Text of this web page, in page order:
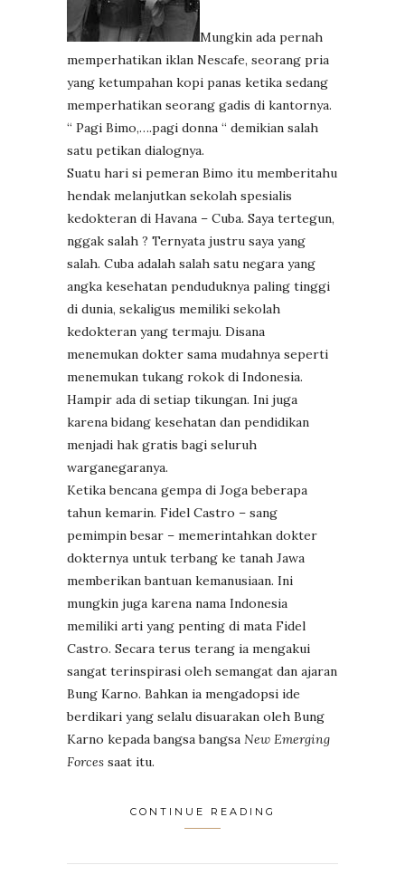
Mungkin ada pernah
memperhatikan iklan Nescafe, seorang pria
yang ketumpahan kopi panas ketika sedang
memperhatikan seorang gadis di kantornya.
“ Pagi Bimo,….pagi donna “ demikian salah
satu petikan dialognya.
Suatu hari si pemeran Bimo itu memberitahu
hendak melanjutkan sekolah spesialis
kedokteran di Havana – Cuba. Saya tertegun,
nggak salah ? Ternyata justru saya yang
salah. Cuba adalah salah satu negara yang
angka kesehatan penduduknya paling tinggi
di dunia, sekaligus memiliki sekolah
kedokteran yang termaju. Disana
menemukan dokter sama mudahnya seperti
menemukan tukang rokok di Indonesia.
Hampir ada di setiap tikungan. Ini juga
karena bidang kesehatan dan pendidikan
menjadi hak gratis bagi seluruh
warganegaranya.
Ketika bencana gempa di Joga beberapa
tahun kemarin. Fidel Castro – sang
pemimpin besar – memerintahkan dokter
dokternya untuk terbang ke tanah Jawa
memberikan bantuan kemanusiaan. Ini
mungkin juga karena nama Indonesia
memiliki arti yang penting di mata Fidel
Castro. Secara terus terang ia mengakui
sangat terinspirasi oleh semangat dan ajaran
Bung Karno. Bahkan ia mengadopsi ide
berdikari yang selalu disuarakan oleh Bung
Karno kepada bangsa bangsa New Emerging
Forces saat itu.
CONTINUE READING